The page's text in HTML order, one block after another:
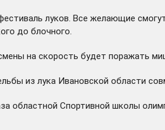
луков. Все желающие
до блочного.
на скорость будет поражать
из лука Ивановской области
областной Спортивной школы